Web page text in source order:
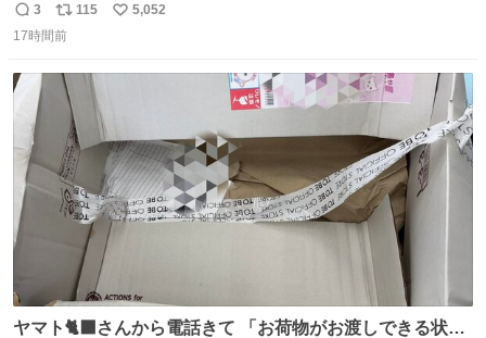
返
信
3
リ
ポ
ト
115
い
5,052
17時間前
ヤマト🐈‍⬛さんから電話きて 「お荷物がお渡しできる状況